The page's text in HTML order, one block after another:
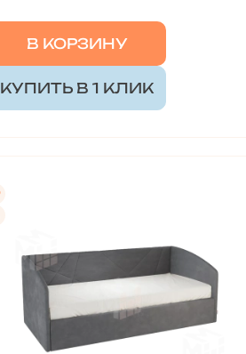
В КОРЗИНУ
КУПИТЬ В 1 КЛИК